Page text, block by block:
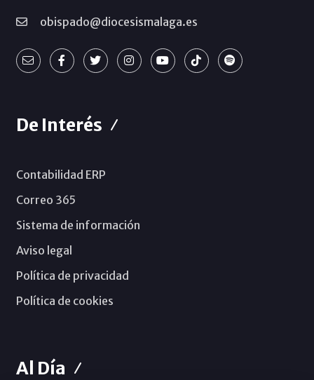
obispado@diocesismalaga.es
De Interés
Contabilidad ERP
Correo 365
Sistema de información
Aviso legal
Política de privacidad
Política de cookies
Al Día